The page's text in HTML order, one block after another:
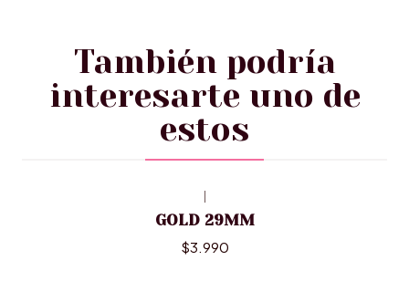
También podría
interesarte uno de
estos
GOLD 29MM
$3.990